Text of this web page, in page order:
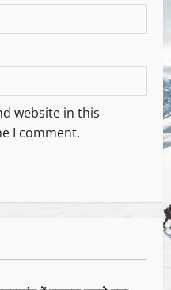
website in this
I comment.